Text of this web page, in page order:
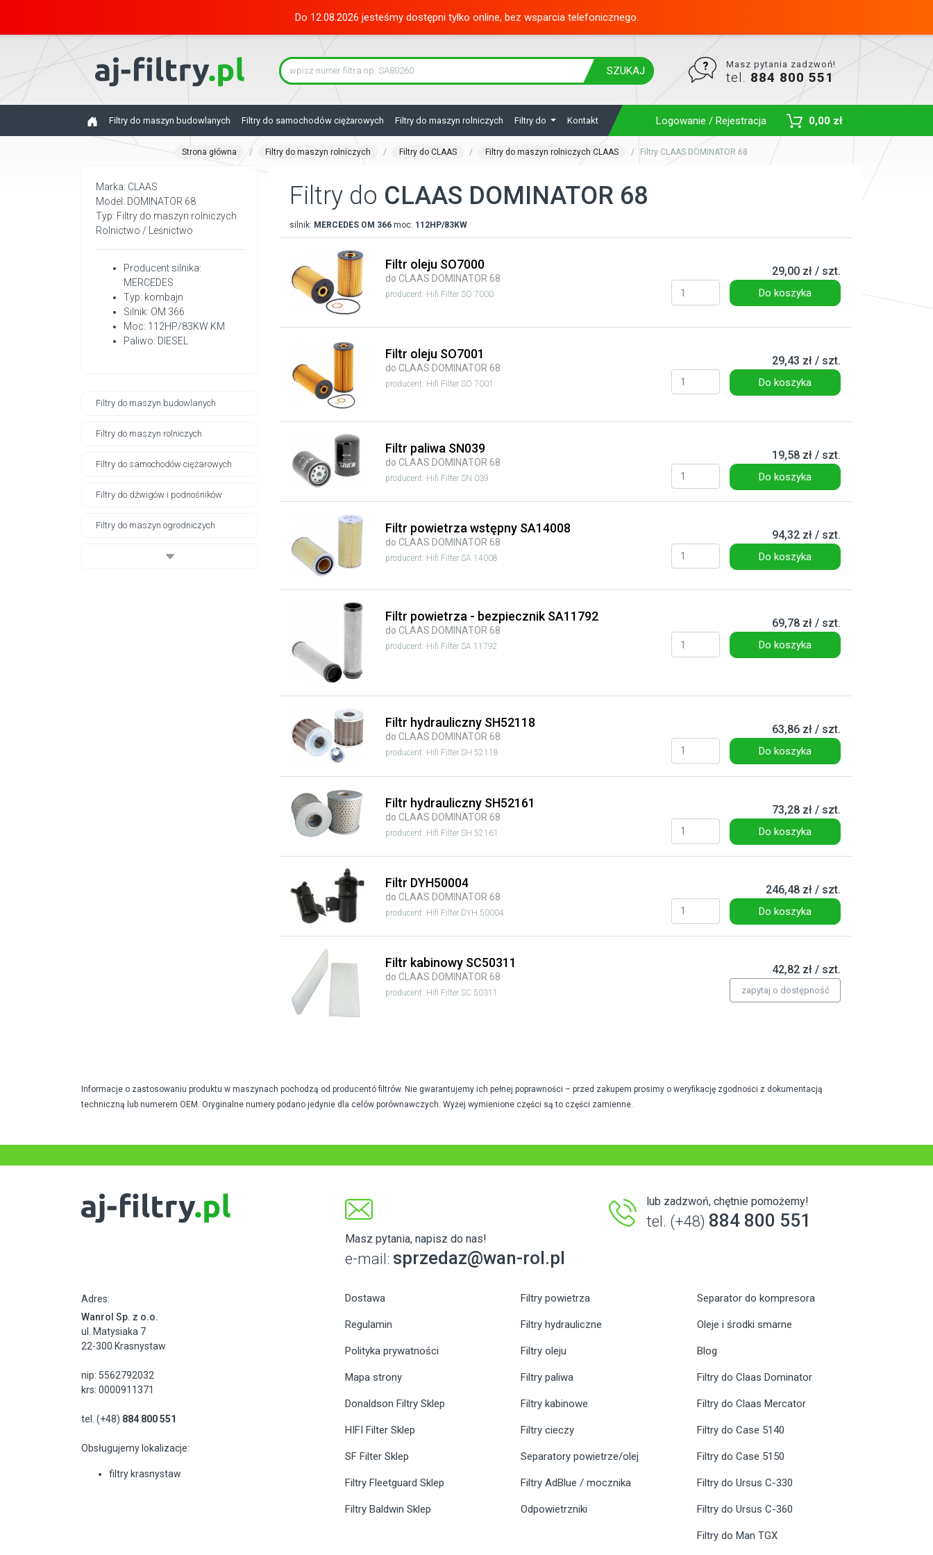
Do 12.08.2026 jesteśmy dostępni tylko online, bez wsparcia telefonicznego.
SZUKAJ
Masz pytania zadzwoń!
tel. 884 800 551
Filtry do maszyn budowlanych Filtry do samochodów ciężarowych Filtry do maszyn rolniczych Filtry do Kontakt Logowanie / Rejestracja 0,00 zł
Strona główna Filtry do maszyn rolniczych Filtry do CLAAS Filtry do maszyn rolniczych CLAAS Filtry CLAAS DOMINATOR 68
Marka: CLAAS
Model: DOMINATOR 68
Typ: Filtry do maszyn rolniczych
Rolnictwo / Leśnictwo
Producent silnika:
MERCEDES
Typ: kombajn
Silnik: OM 366
Moc: 112HP/83KW KM
Paliwo: DIESEL
Filtry do maszyn budowlanych
Filtry do maszyn rolniczych
Filtry do samochodów ciężarowych
Filtry do dźwigów i podnośników
Filtry do maszyn ogrodniczych
Filtry do CLAAS DOMINATOR 68
silnik: MERCEDES OM 366 moc: 112HP/83KW
Filtr oleju SO7000
do CLAAS DOMINATOR 68
producent: Hifi Filter SO 7000
29,00 zł / szt.
Do koszyka
Filtr oleju SO7001
do CLAAS DOMINATOR 68
producent: Hifi Filter SO 7001
29,43 zł / szt.
Do koszyka
Filtr paliwa SN039
do CLAAS DOMINATOR 68
producent: Hifi Filter SN 039
19,58 zł / szt.
Do koszyka
Filtr powietrza wstępny SA14008
do CLAAS DOMINATOR 68
producent: Hifi Filter SA 14008
94,32 zł / szt.
Do koszyka
Filtr powietrza - bezpiecznik SA11792
do CLAAS DOMINATOR 68
producent: Hifi Filter SA 11792
69,78 zł / szt.
Do koszyka
Filtr hydrauliczny SH52118
do CLAAS DOMINATOR 68
producent: Hifi Filter SH 52118
63,86 zł / szt.
Do koszyka
Filtr hydrauliczny SH52161
do CLAAS DOMINATOR 68
producent: Hifi Filter SH 52161
73,28 zł / szt.
Do koszyka
Filtr DYH50004
do CLAAS DOMINATOR 68
producent: Hifi Filter DYH 50004
246,48 zł / szt.
Do koszyka
Filtr kabinowy SC50311
do CLAAS DOMINATOR 68
producent: Hifi Filter SC 50311
42,82 zł / szt.
zapytaj o dostępność
Informacje o zastosowaniu produktu w maszynach pochodzą od producentó filtrów. Nie gwarantujemy ich pełnej poprawności – przed zakupem prosimy o weryfikację zgodności z dokumentacją
techniczną lub numerem OEM. Oryginalne numery podano jedynie dla celów porównawczych. Wyżej wymienione części są to części zamienne.
Masz pytania, napisz do nas!
e-mail: sprzedaz@wan-rol.pl
lub zadzwoń, chętnie pomożemy!
tel. (+48) 884 800 551
Adres:
Wanrol Sp. z o.o.
ul. Matysiaka 7
22-300 Krasnystaw
nip: 5562792032
krs: 0000911371
tel. (+48) 884 800 551
Obsługujemy lokalizacje:
filtry krasnystaw
Dostawa
Regulamin
Polityka prywatności
Mapa strony
Donaldson Filtry Sklep
HIFI Filter Sklep
SF Filter Sklep
Filtry Fleetguard Sklep
Filtry Baldwin Sklep
Filtry powietrza
Filtry hydrauliczne
Filtry oleju
Filtry paliwa
Filtry kabinowe
Filtry cieczy
Separatory powietrze/olej
Filtry AdBlue / mocznika
Odpowietrzniki
Separator do kompresora
Oleje i środki smarne
Blog
Filtry do Claas Dominator
Filtry do Claas Mercator
Filtry do Case 5140
Filtry do Case 5150
Filtry do Ursus C-330
Filtry do Ursus C-360
Filtry do Man TGX